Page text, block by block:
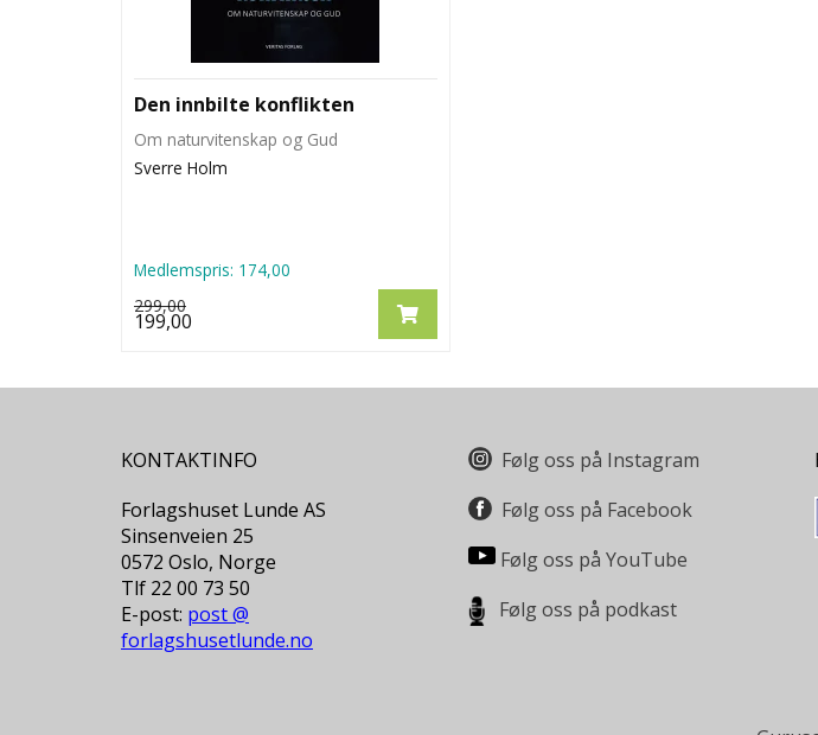
Den innbilte konflikten
Om naturvitenskap og Gud
Sverre Holm
Medlemspris: 174,00
299,00
199,00
KONTAKTINFO
Forlagshuset Lunde AS
Sinsenveien 25
0572 Oslo, Norge
Tlf 22 00 73 50
E-post: post @
forlagshusetlunde.no
Følg oss på Instagram
Følg oss på Facebook
Følg oss på YouTube
Følg oss på podkast